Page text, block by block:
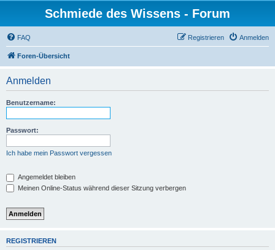
Schmiede des Wissens - Forum
FAQ Anmelden
Registrieren
Foren-Übersicht
Anmelden
Benutzername:
Passwort:
Ich habe mein Passwort vergessen
Angemeldet bleiben
Meinen Online-Status während dieser Sitzung verbergen
REGISTRIEREN